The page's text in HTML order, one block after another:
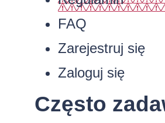
FAQ
Zarejestruj się
Zaloguj się
Często